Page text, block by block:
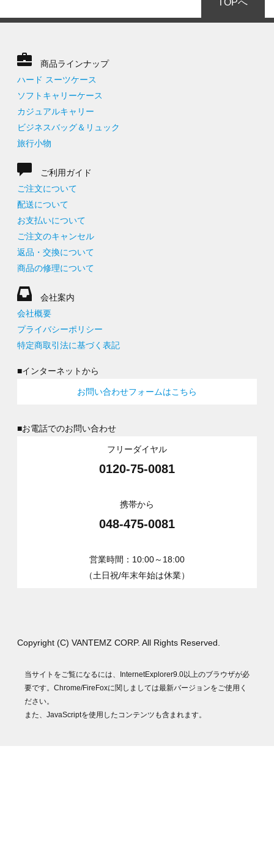
TOPへ
商品ラインナップ
ハード スーツケース
ソフトキャリーケース
カジュアルキャリー
ビジネスバッグ＆リュック
旅行小物
ご利用ガイド
ご注文について
配送について
お支払いについて
ご注文のキャンセル
返品・交換について
商品の修理について
会社案内
会社概要
プライバシーポリシー
特定商取引法に基づく表記
■インターネットから
お問い合わせフォームはこちら
■お電話でのお問い合わせ
フリーダイヤル
0120-75-0081
携帯から
048-475-0081
営業時間：10:00～18:00
（土日祝/年末年始は休業）
Copyright (C) VANTEMZ CORP. All Rights Reserved.
当サイトをご覧になるには、InternetExplorer9.0以上のブラウザが必
要です。Chrome/FireFoxに関しましては最新バージョンをご使用く
ださい。
また、JavaScriptを使用したコンテンツも含まれます。